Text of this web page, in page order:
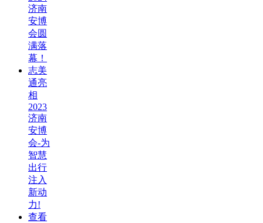
济南
安博
会圆
满落
幕！
志美
通亮
相
2023
济南
安博
会-为
智慧
出行
注入
新动
力!
查看